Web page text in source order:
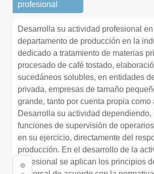
profesional
Desarrolla su actividad profesional en
departamento de producción en la
dedicado a tratamiento de materias
procesado de café tostado,
sucedáneos solubles, en entidades
privada, empresas de tamaño
grande, tanto por cuenta propia como
Desarrolla su actividad dependiendo,
funciones de supervisión de
en su ejercicio, directamente del
producción. En el desarrollo de la
profesional se aplican los principios